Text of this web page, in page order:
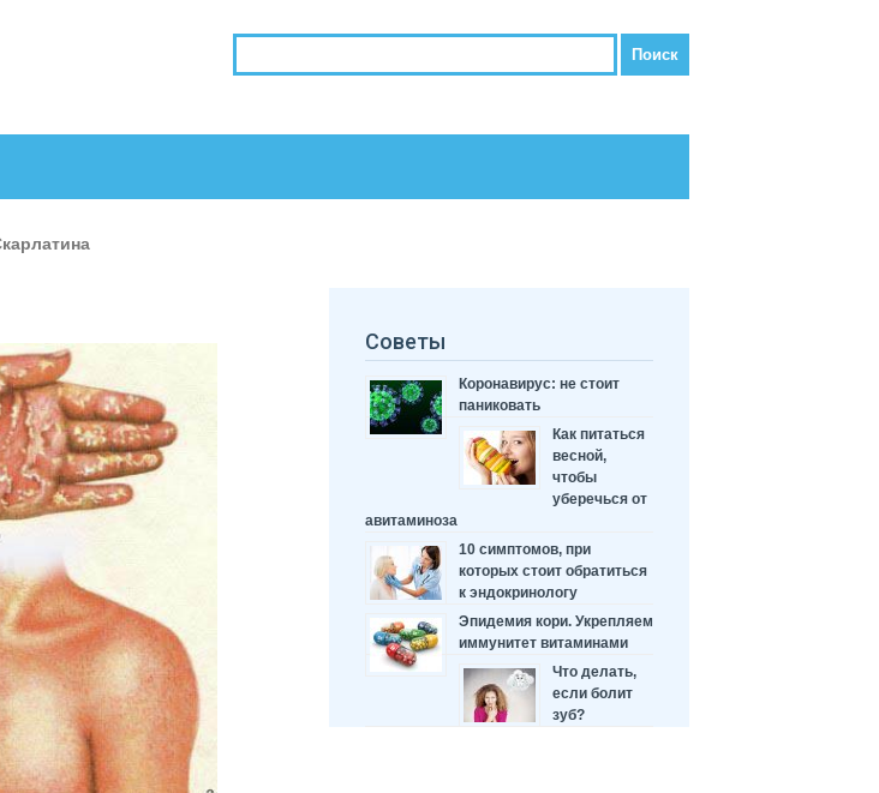
Советы
Коронавирус: не стоит
паниковать
Как питаться
весной,
чтобы
уберечься от
авитаминоза
10 симптомов, при
которых стоит обратиться
к эндокринологу
Эпидемия кори. Укрепляем
иммунитет витаминами
Что делать,
если болит
зуб?